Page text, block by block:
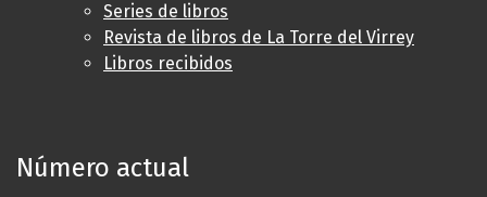
Series de libros
Revista de libros de La Torre del Virrey
Libros recibidos
Número actual